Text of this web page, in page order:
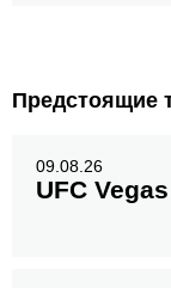
Предстоящие
09.08.26
UFC